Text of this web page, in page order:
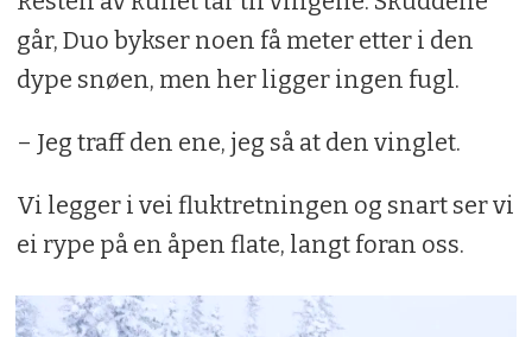
går, Duo bykser noen få meter etter i den
dype snøen, men her ligger ingen fugl.
– Jeg traff den ene, jeg så at den vinglet.
Vi legger i vei fluktretningen og snart ser vi
ei rype på en åpen flate, langt foran oss.